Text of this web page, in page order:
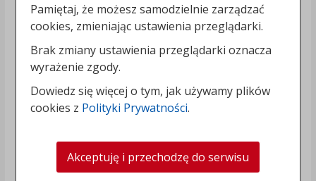
Pamiętaj, że możesz samodzielnie zarządzać
cookies, zmieniając ustawienia przeglądarki.
Brak zmiany ustawienia przeglądarki oznacza
wyrażenie zgody.
Dowiedz się więcej o tym, jak używamy plików
cookies z Polityki Prywatności.
Akceptuję i przechodzę do serwisu